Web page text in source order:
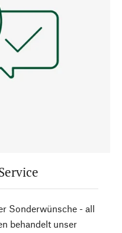
Sonderwünsche - all
behandelt unser